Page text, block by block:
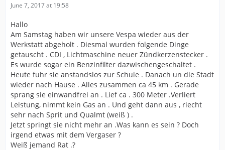
June 7, 2017 at 19:58
Hallo
Am Samstag haben wir unsere Vespa wieder aus der
Werkstatt abgeholt . Diesmal wurden folgende Dinge
getauscht . CDI , Lichtmaschine neuer Zündkerzenstecker .
Es wurde sogar ein Benzinfilter dazwischengeschaltet .
Heute fuhr sie anstandslos zur Schule . Danach un die Stadt
wieder nach Hause . Alles zusammen ca 45 km . Gerade
sprang sie einwandfrei an . Lief ca . 300 Meter .Verliert
Leistung, nimmt kein Gas an . Und geht dann aus , riecht
sehr nach Sprit und Qualmt (weiß ) .
Jetzt springt sie nicht mehr an .Was kann es sein ? Doch
irgend etwas mit dem Vergaser ?
Weiß jemand Rat .?